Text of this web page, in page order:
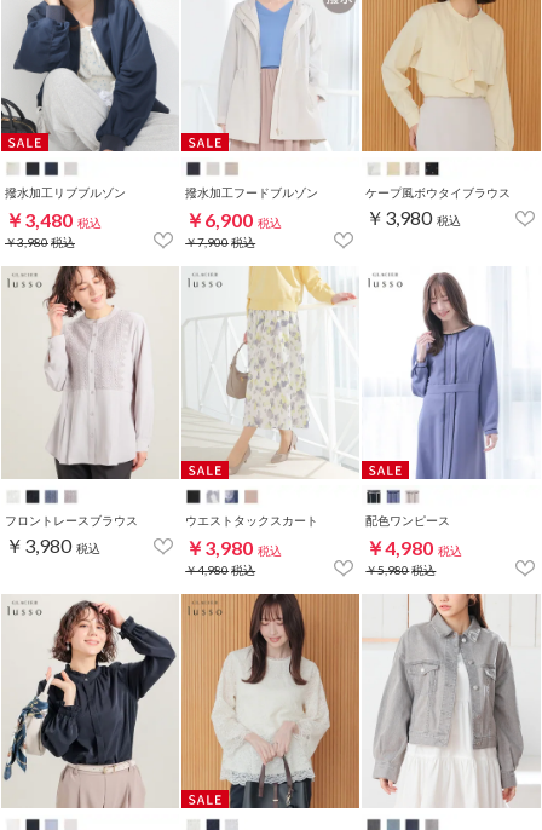
撥水加工リブブルゾン
￥3,480 税込
￥3,980税込
撥水加工フードブルゾン
￥6,900 税込
￥7,900税込
ケープ風ボウタイブラウス
￥3,980 税込
フロントレースブラウス
￥3,980 税込
ウエストタックスカート
￥3,980 税込
￥4,980税込
配色ワンピース
￥4,980 税込
￥5,980税込